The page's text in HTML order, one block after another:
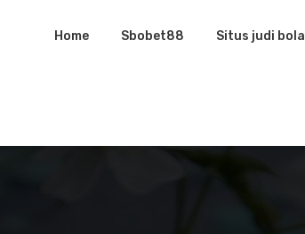
Home Sbobet88 Situs judi bola